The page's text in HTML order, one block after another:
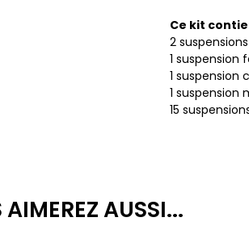
Ce kit
2
1 suspension
1 suspension
1 suspension
15
AUSSI...